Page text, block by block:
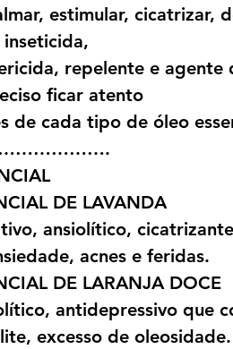
estimular, cicatrizar,
repelente e agente
ficar atento
de cada tipo de óleo
DE LAVANDA
ansiolítico,
acnes e feridas.
DE LARANJA DOCE
antidepressivo que
excesso de